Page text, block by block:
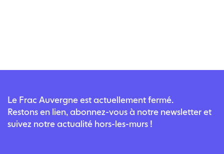
Le Frac Auvergne est actuellement fermé.
Restons en lien, abonnez-vous à notre newsletter et
suivez notre actualité hors-les-murs !